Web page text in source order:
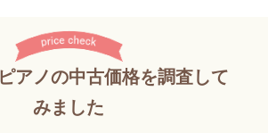
アノの中古価格を調査して
みました